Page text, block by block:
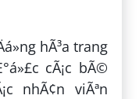
hÃ³a trang
cÃ¡c bÃ©
nhÃ¢n viÃªn